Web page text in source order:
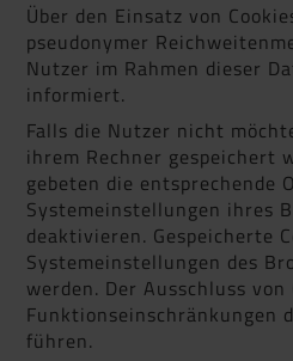
Über den Einsatz von
pseudonymer
Nutzer im Rahmen dieser
informiert.
Falls die Nutzer nicht
ihrem Rechner gespeichert
gebeten die entsprechende
Systemeinstellungen ihres
deaktivieren. Gespeicherte
Systemeinstellungen des
werden. Der Ausschluss von
Funktionseinschränkungen
führen.